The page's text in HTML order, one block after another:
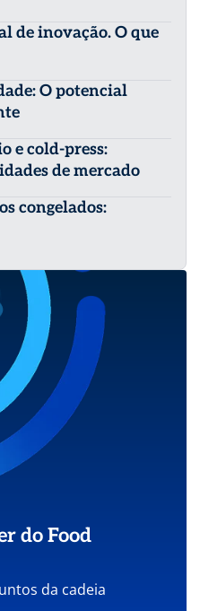
de inovação. O que
O potencial
e cold-press:
de mercado
congelados:
do Food
da cadeia